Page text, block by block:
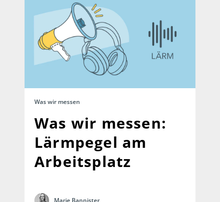
Was wir messen
Was wir messen:
Lärmpegel am
Arbeitsplatz